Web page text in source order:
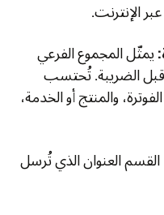
الإنترنت.
يمثّل المجموع الفرعي
قبل الضريبة. تُحتسب
والمنتج أو الخدمة،
العنوان الذي تُرسل